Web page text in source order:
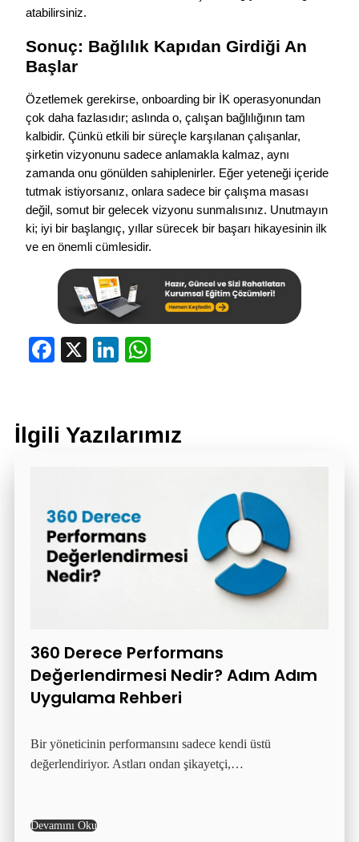
atabilirsiniz.
Sonuç: Bağlılık Kapıdan Girdiği An
Başlar
Özetlemek gerekirse, onboarding bir İK operasyonundan
çok daha fazlasıdır; aslında o, çalışan bağlılığının tam
kalbidir. Çünkü etkili bir süreçle karşılanan çalışanlar,
şirketin vizyonunu sadece anlamakla kalmaz, aynı
zamanda onu gönülden sahiplenirler. Eğer yeteneği içeride
tutmak istiyorsanız, onlara sadece bir çalışma masası
değil, somut bir gelecek vizyonu sunmalısınız. Unutmayın
ki; iyi bir başlangıç, yıllar sürecek bir başarı hikayesinin ilk
ve en önemli cümlesidir.
Facebook
X LinkedIn
İlgili Yazılarımız
360 Derece Performans
Değerlendirmesi Nedir? Adım Adım
Uygulama Rehberi
Bir yöneticinin performansını sadece kendi üstü
değerlendiriyor. Astları ondan şikayetçi,…
Devamını Oku